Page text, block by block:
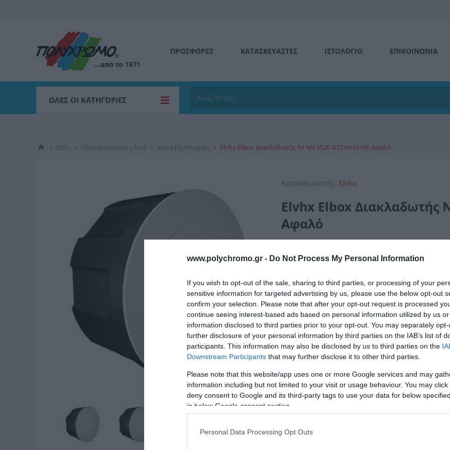
www.polychromo.gr - Do Not Process My Personal Information
If you wish to opt-out of the sale, sharing to third parties, or processing of your
sensitive information for targeted advertising by us, please use the below opt-out
confirm your selection. Please note that after your opt-out request is processed
continue seeing interest-based ads based on personal information utilized by us
information disclosed to third parties prior to your opt-out. You may separately
further disclosure of your personal information by third parties on the IAB’s list of
participants. This information may also be disclosed by us to third parties on the
Downstream Participants that may further disclose it to other third parties.
Please note that this website/app uses one or more Google services and may
information including but not limited to your visit or usage behaviour. You may
deny consent to Google and its third-party tags to use your data for below
in below Google consent section.
Personal Data Processing Opt Outs
ΠΡΟΣΦΟΡΕΣ ΚΑΤΑΣΚΕΥΑΣΤΕΣ ΙΣΤΟΛΌΓΙΟ ΕΠΙΚΟΙΝΩΝΊΑ
ΌΛΕΣ ΟΙ ΚΑΤΗΓΟΡΊΕΣ
Σπίτι Ηλεκτρολογικό υλικό Extra Εξοπλισμός Elvhx Elbox Διακλαδωτής Nt Με IP20 Φ71xH33 Με Αφαλό
Κατασκευαστής: Elvhx
Elvhx Elbox
Αφαλό
0,40 €
Άμεσα διαθέσιμο
ΚΩΔΙΚΟΣ: 120